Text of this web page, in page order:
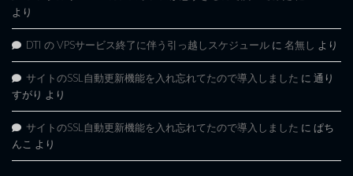
より
DTI の VPSサービス終了に伴う引っ越しスケジュール に 名無し より
サイトのSSL自動更新機能を入れ忘れてたので導入しました に 通り
すがり より
サイトのSSL自動更新機能を入れ忘れてたので導入しました に ぱち
んこ より